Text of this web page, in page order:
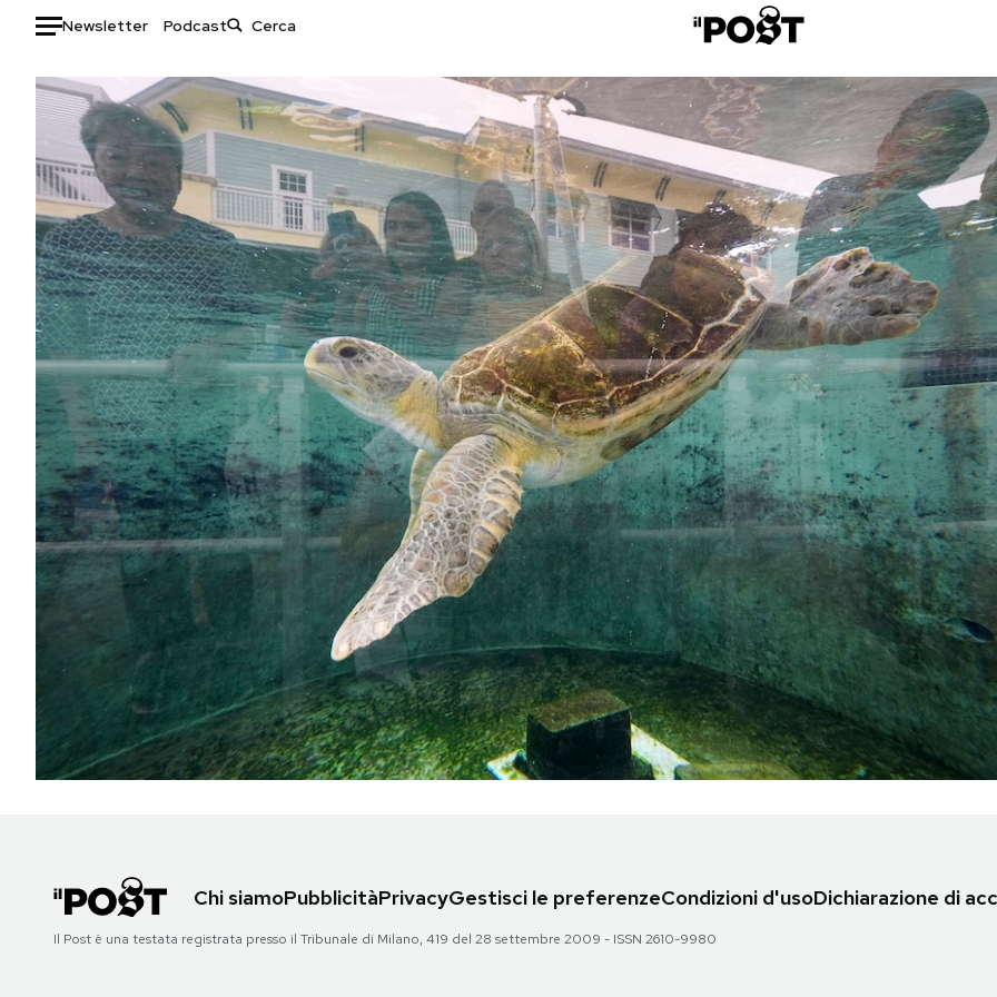
Newsletter Podcast
HOME
Italia
Mondo
Politica
Tecnologia
Internet
Scienza
Cultura
Economia
Sport
Moda
Libri
Consumismi
Storie/Idee
Ok Boomer!
Media
Europa
Altrecose
Mondiali calcio 2026
PODCAST
NEWSLETTER
I MIEI PREFERITI
SHOP
AREA PERSONALEChi siamoPubblicitàPrivacyGestisci le preferenzeCondizioni d'usoDichiarazione di
Il Post è una testata registrata presso il Tribunale di Milano, 419 del 28 settembre 2009 - ISSN 2610-9980